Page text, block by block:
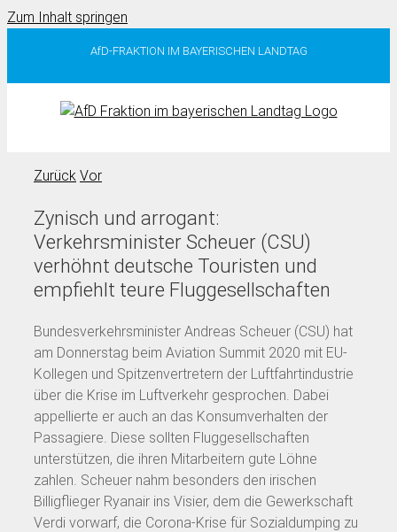
Zum Inhalt springen
AfD-FRAKTION IM BAYERISCHEN LANDTAG
Zurück Vor
Zynisch und arrogant:
Verkehrsminister Scheuer (CSU)
verhöhnt deutsche Touristen und
empfiehlt teure Fluggesellschaften
Bundesverkehrsminister Andreas Scheuer (CSU) hat
am Donnerstag beim Aviation Summit 2020 mit EU-
Kollegen und Spitzenvertretern der Luftfahrtindustrie
über die Krise im Luftverkehr gesprochen. Dabei
appellierte er auch an das Konsumverhalten der
Passagiere. Diese sollten Fluggesellschaften
unterstützen, die ihren Mitarbeitern gute Löhne
zahlen. Scheuer nahm besonders den irischen
Billigflieger Ryanair ins Visier, dem die Gewerkschaft
Verdi vorwarf, die Corona-Krise für Sozialdumping zu